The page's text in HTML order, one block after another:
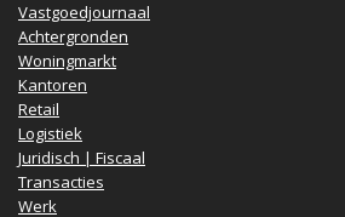
Vastgoedjournaal
Achtergronden
Woningmarkt
Kantoren
Retail
Logistiek
Juridisch | Fiscaal
Transacties
Werk